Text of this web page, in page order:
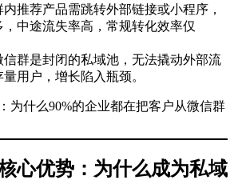
内推荐产品需跳转外部链接或小程序，
，中途流失率高，常规转化效率仅
信群是封闭的私域池，无法撬动外部流
用户，增长陷入瓶颈。
心优势：为什么成为私域